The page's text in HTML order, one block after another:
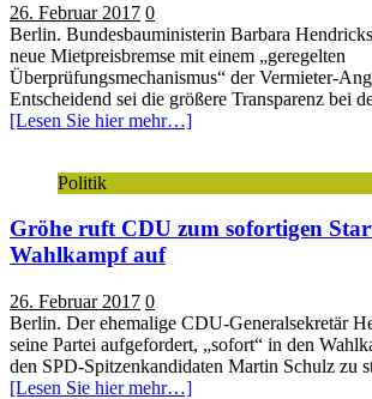
26. Februar 2017 0
Berlin. Bundesbauministerin Barbara
neue Mietpreisbremse mit einem „geregelten
Überprüfungsmechanismus“ der Vermieter-
Entscheidend sei die größere Transparenz bei
[Lesen Sie hier mehr…]
Politik
Gröhe ruft CDU zum sofortigen
Wahlkampf auf
26. Februar 2017 0
Berlin. Der ehemalige CDU-Generalsekretär
seine Partei aufgefordert, „sofort“ in den
den SPD-Spitzenkandidaten Martin Schulz zu
[Lesen Sie hier mehr…]